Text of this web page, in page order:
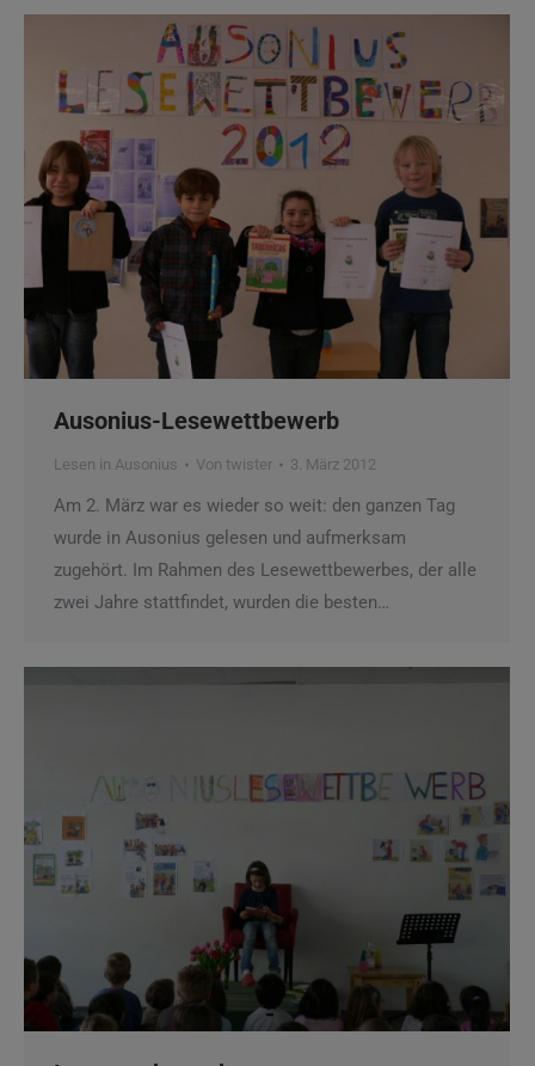
Ausonius-Lesewettbewerb
Lesen in Ausonius Von twister 3. März 2012
Am 2. März war es wieder so weit: den ganzen Tag
wurde in Ausonius gelesen und aufmerksam
zugehört. Im Rahmen des Lesewettbewerbes, der alle
zwei Jahre stattfindet, wurden die besten…